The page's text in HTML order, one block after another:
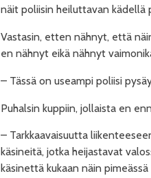
näit poliisin heiluttavan kädellä
Vastasin, etten nähnyt, että
en nähnyt eikä nähnyt
– Tässä on useampi poliisi
Puhalsin kuppiin, jollaista en
– Tarkkaavaisuutta
käsineitä, jotka heijastavat
käsinettä kukaan näin pimeässä